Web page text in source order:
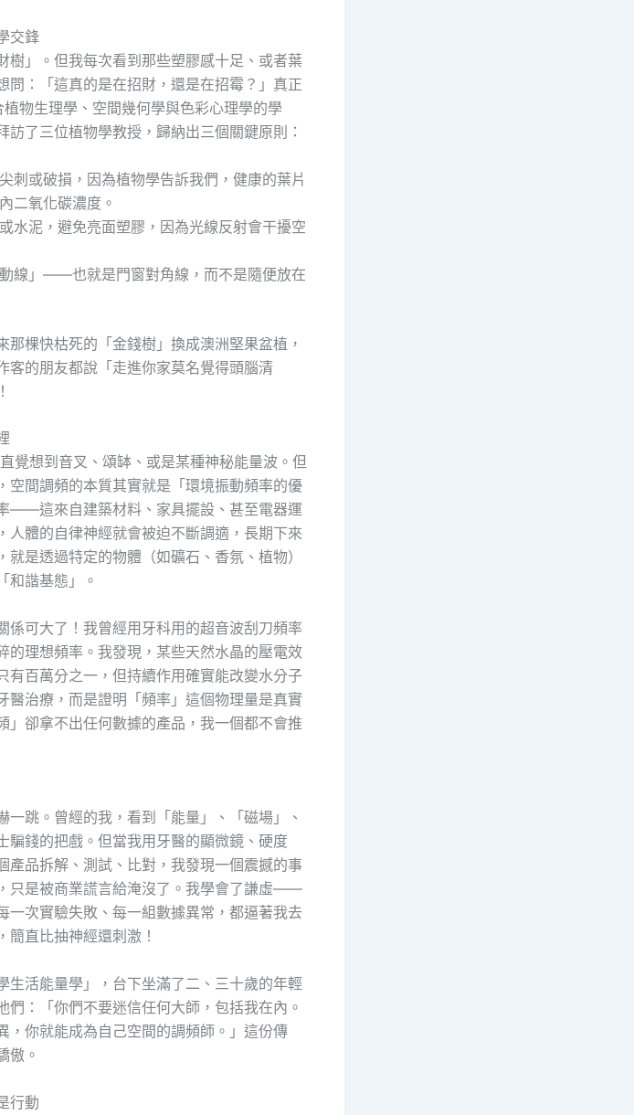
交鋒
樹」。但我每次看到那些塑膠感十足、或者葉
問：「這真的是在招財，還是在招霉？」真正
植物生理學、空間幾何學與色彩心理學的學
了三位植物學教授，歸納出三個關鍵原則：
刺或破損，因為植物學告訴我們，健康的葉片
二氧化碳濃度。
水泥，避免亮面塑膠，因為光線反射會干擾空
線」——也就是門窗對角線，而不是隨便放在
棵快枯死的「金錢樹」換成澳洲堅果盆植，
客的朋友都說「走進你家莫名覺得頭腦清
覺想到音叉、頌缽、或是某種神秘能量波。但
空間調頻的本質其實就是「環境振動頻率的優
——這來自建築材料、家具擺設、甚至電器運
體的自律神經就會被迫不斷調適，長期下來
是透過特定的物體（如礦石、香氛、植物）
和諧基態」。
係可大了！我曾經用牙科用的超音波刮刀頻率
理想頻率。我發現，某些天然水晶的壓電效
有百萬分之一，但持續作用確實能改變水分子
醫治療，而是證明「頻率」這個物理量是真實
卻拿不出任何數據的產品，我一個都不會推
跳。曾經的我，看到「能量」、「磁場」、
騙錢的把戲。但當我用牙醫的顯微鏡、硬度
產品拆解、測試、比對，我發現一個震撼的事
只是被商業謊言給淹沒了。我學會了謙虛——
一次實驗失敗、每一組數據異常，都逼著我去
直比抽神經還刺激！
活能量學」，台下坐滿了二、三十歲的年輕
：「你們不要迷信任何大師，包括我在內。
，你就能成為自己空間的調頻師。」這份傳
傲。
行動